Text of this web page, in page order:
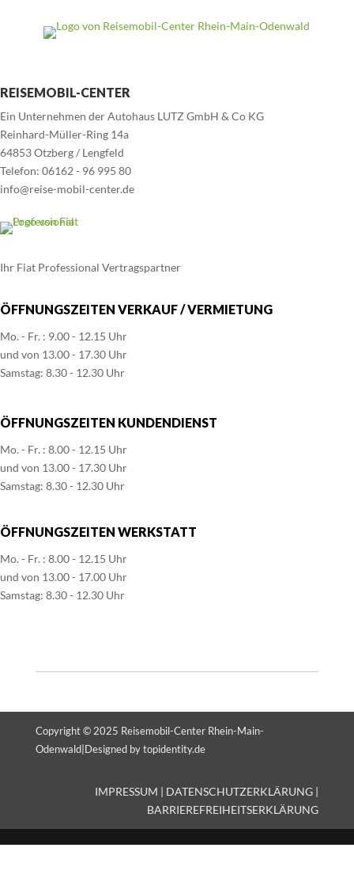
REISEMOBIL-CENTER
Ein Unternehmen der Autohaus LUTZ GmbH & Co KG
Reinhard-Müller-Ring 14a
64853 Otzberg / Lengfeld
Telefon: 06162 - 96 995 80
info@reise-mobil-center.de
Ihr Fiat Professional Vertragspartner
ÖFFNUNGSZEITEN VERKAUF / VERMIETUNG
Mo. - Fr. : 9.00 - 12.15 Uhr
und von 13.00 - 17.30 Uhr
Samstag: 8.30 - 12.30 Uhr
ÖFFNUNGSZEITEN KUNDENDIENST
Mo. - Fr. : 8.00 - 12.15 Uhr
und von 13.00 - 17.30 Uhr
Samstag: 8.30 - 12.30 Uhr
ÖFFNUNGSZEITEN WERKSTATT
Mo. - Fr. : 8.00 - 12.15 Uhr
und von 13.00 - 17.00 Uhr
Samstag: 8.30 - 12.30 Uhr
Copyright © 2025 Reisemobil-Center Rhein-Main-
Odenwald| Designed bytopidentity.de
IMPRESSUM | DATENSCHUTZERKLÄRUNG |
BARRIEREFREIHEITSERKLÄRUNG